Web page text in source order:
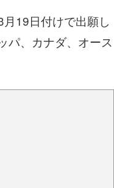
19日付けで出願し
パ、カナダ、オース